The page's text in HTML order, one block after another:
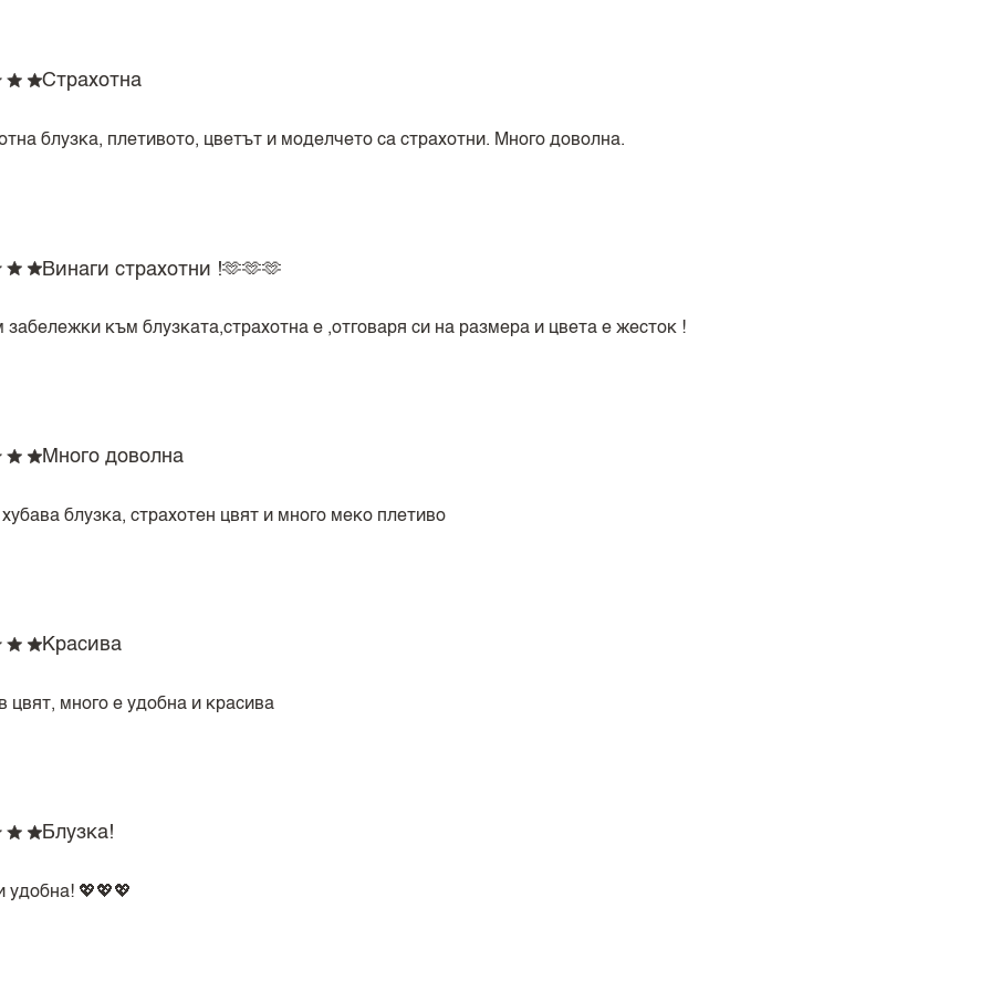
Страхотна
блузка, плетивото, цветът и моделчето са страхотни. Много доволна.
Винаги страхотни !🫶🫶🫶
към блузката,страхотна е ,отговаря си на размера и цвета е жесток !
Много доволна
блузка, страхотен цвят и много меко плетиво
Красива
цвят, много е удобна и красива
Блузка!
удобна! 💖💖💖